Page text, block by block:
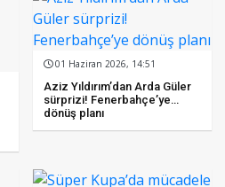
01 Haziran 2026, 14:51
Aziz Yıldırım’dan Arda Güler
sürprizi! Fenerbahçe’ye
dönüş planı